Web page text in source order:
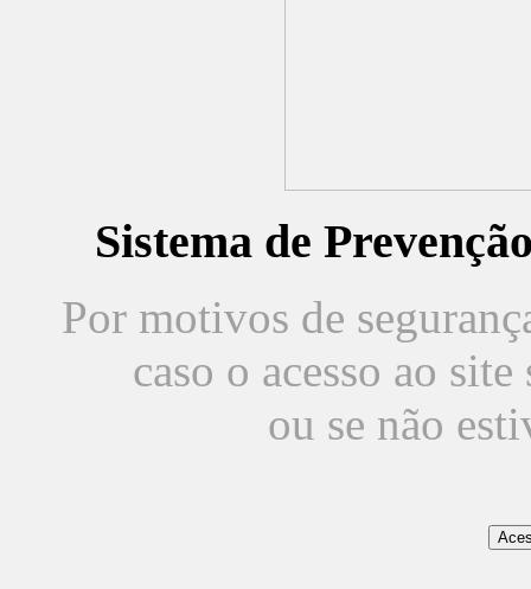
Sistema de
Por motivos de
caso o acesso ao
ou se não